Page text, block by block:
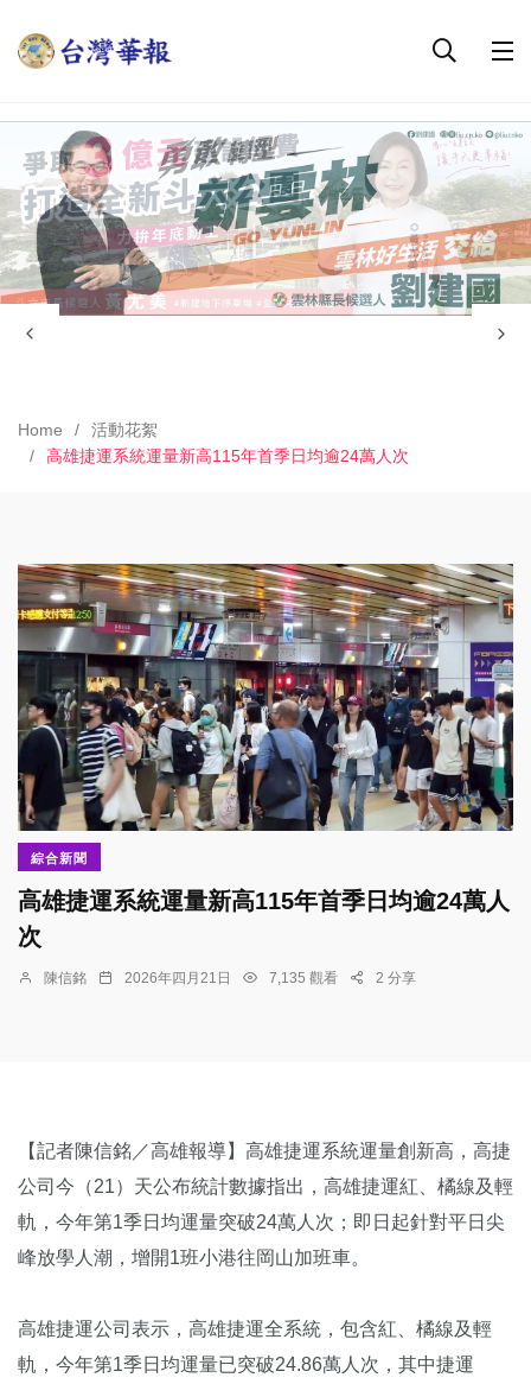
Home
活動花絮
高雄捷運系統運量新高115年首季日均逾24萬人次
綜合新聞
高雄捷運系統運量新高115年首季日均逾24萬人
次
陳信銘 2026年四月21日 7,135 觀看 2 分享
【記者陳信銘／高雄報導】高雄捷運系統運量創新高，高捷
公司今（21）天公布統計數據指出，高雄捷運紅、橘線及輕
軌，今年第1季日均運量突破24萬人次；即日起針對平日尖
峰放學人潮，增開1班小港往岡山加班車。
高雄捷運公司表示，高雄捷運全系統，包含紅、橘線及輕
軌，今年第1季日均運量已突破24.86萬人次，其中捷運